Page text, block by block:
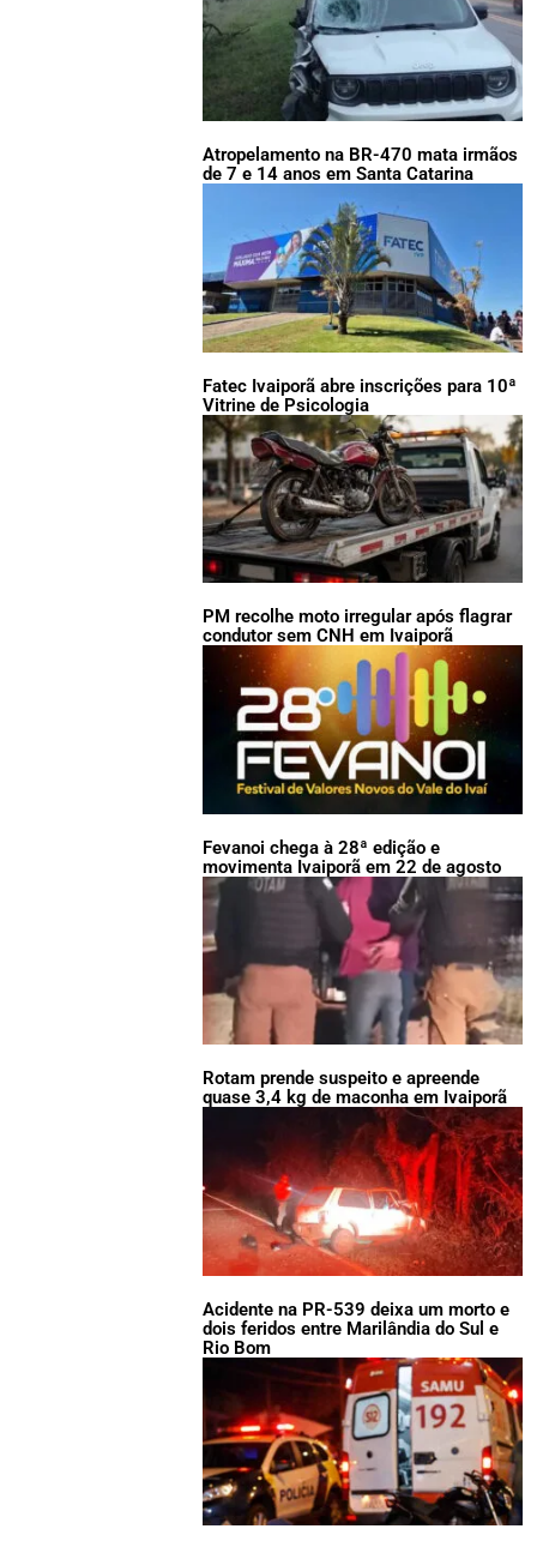
Atropelamento na BR-470 mata irmãos
de 7 e 14 anos em Santa Catarina
Fatec Ivaiporã abre inscrições para 10ª
Vitrine de Psicologia
PM recolhe moto irregular após flagrar
condutor sem CNH em Ivaiporã
Fevanoi chega à 28ª edição e
movimenta Ivaiporã em 22 de agosto
Rotam prende suspeito e apreende
quase 3,4 kg de maconha em Ivaiporã
Acidente na PR-539 deixa um morto e
dois feridos entre Marilândia do Sul e
Rio Bom